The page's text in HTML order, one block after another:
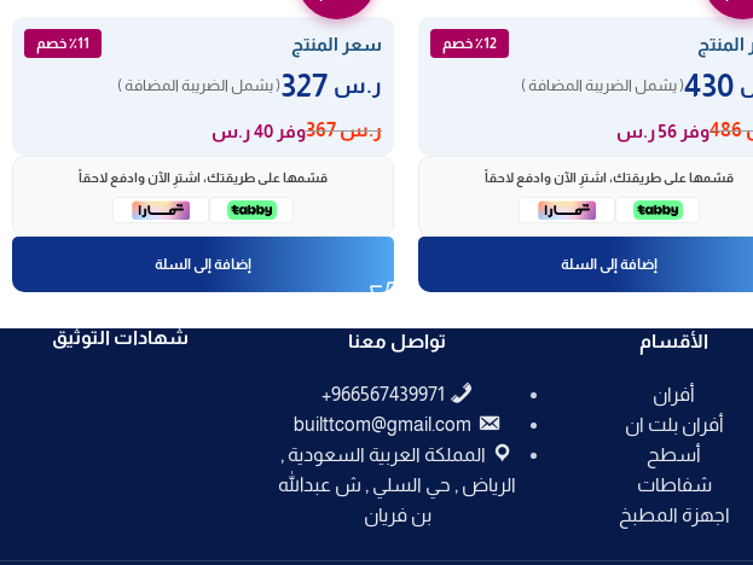
٪12 خصم
( يشمل الضريبة المضافة )
486 وفر 56 ر.س
قسّمها على طريقتك، اشترِ الآن وادفع لاحقاً
إضافة إلى السلة
سعر المنتج ٪11 خصم
ر.س ( يشمل الضريبة المضافة )
ر.س367 وفر 40 ر.س
قسّمها على طريقتك، اشترِ الآن وادفع لاحقاً
إضافة إلى السلة
الأقسام
أفران
أفران بلت ان
أسطح
شفاطات
اجهزة المطبخ
تواصل معنا
builttcom@gmail.com
المملكة العربية السعودية ,
الرياض , حي السلي , ش عبدالله
بن فريان
شهادات التوثيق